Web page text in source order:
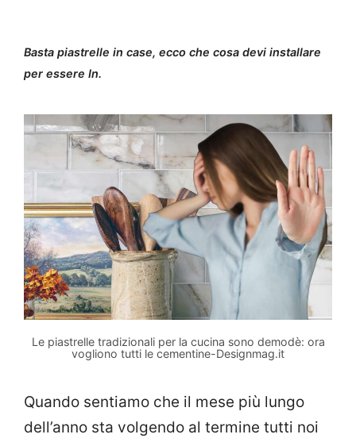
Basta piastrelle in case, ecco che cosa devi installare
per essere In.
Le piastrelle tradizionali per la cucina sono demodè: ora
vogliono tutti le cementine-Designmag.it
Quando sentiamo che il mese più lungo
dell’anno sta volgendo al termine tutti noi